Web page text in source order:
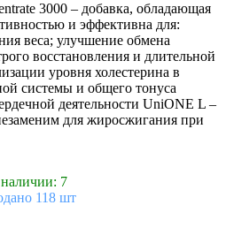
3000 – добавка, обладающая
и эффективна для:
веса; улучшение обмена
восстановления и длительной
уровня холестерина в
системы и общего тонуса
деятельности UniONE L –
для жиросжигания при
7
118 шт